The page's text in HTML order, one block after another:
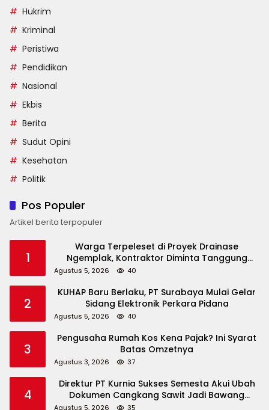
Hukrim
Kriminal
Peristiwa
Pendidikan
Nasional
Ekbis
Berita
Sudut Opini
Kesehatan
Politik
Pos Populer
Artikel berita terpopuler
1
Warga Terpeleset di Proyek Drainase
Ngemplak, Kontraktor Diminta Tanggung
Biaya Korban
Agustus 5, 2026 40
2
KUHAP Baru Berlaku, PT Surabaya Mulai Gelar
Sidang Elektronik Perkara Pidana
Agustus 5, 2026 40
3
Pengusaha Rumah Kos Kena Pajak? Ini Syarat
Batas Omzetnya
Agustus 3, 2026 37
4
Direktur PT Kurnia Sukses Semesta Akui Ubah
Dokumen Cangkang Sawit Jadi Bawang
Agustus 5, 2026 35